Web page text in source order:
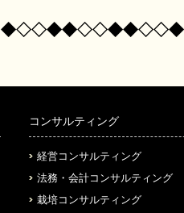
コンサルティング
経営コンサルティング
法務・会計コンサルティング
栽培コンサルティング